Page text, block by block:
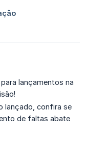
lançamentos na
lançado, confira se
de faltas abate